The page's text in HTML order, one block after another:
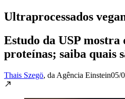
Ultraprocessados
Estudo da USP mostra
proteínas; saiba quais
Thais Szegö, da Agência Einstein05/